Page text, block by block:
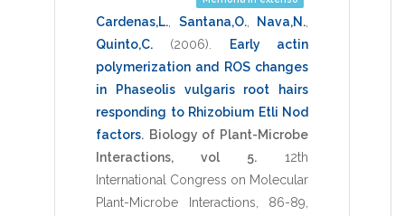
Cardenas,L. Santana,O., Nava,N.
Quinto,C.
(2006)
Early actin
polymerization and ROS changes
in Phaseolis vulgaris root hairs
responding to Rhizobium Etli Nod
factors. Biology of Plant-Microbe
Interactions, vol 5.
12th
International Congress on Molecular
Plant-Microbe Interactions
86-89